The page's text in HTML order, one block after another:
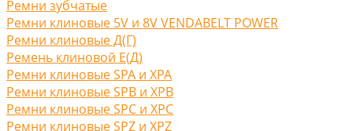
Ремни зубчатые
Ремни клиновые 5V и 8V VENDABELT POWER
Ремни клиновые Д(Г)
Ремень клиновой Е(Д)
Ремни клиновые SPA и XPA
Ремни клиновые SPB и XPB
Ремни клиновые SPC и XPC
Ремни клиновые SPZ и XPZ